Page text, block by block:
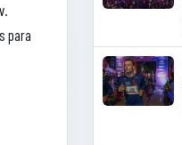
para